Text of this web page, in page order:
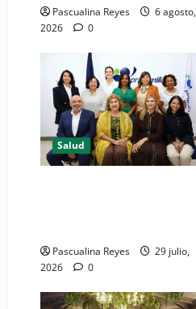
Pascualina Reyes
6 agosto,
2026
0
Salud
Pascualina Reyes
29 julio,
2026
0